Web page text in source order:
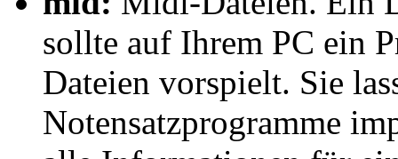
sollte auf Ihrem PC ein
Dateien vorspielt. Sie
Notensatzprogramme